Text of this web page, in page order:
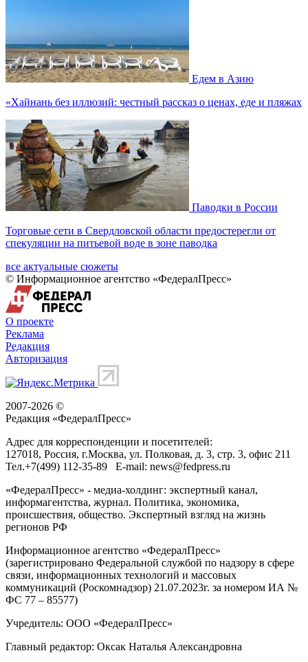
Едем в Азию
«Хайнань без иллюзий: честный рассказ о ценах, еде и пляжах
Паводки в России
Торговые сети в Свердловской области предостерегли от
спекуляции на питьевой воде в зоне паводка
все актуальные сюжеты
© Информационное агентство «ФедералПресс»
О проекте
Реклама
Редакция
Авторизация
2007-2026 ©
Редакция «ФедералПресс»
Адрес для корреспонденции и посетителей:
127018, Россия, г.Москва, ул. Полковая, д. 3, стр. 3, офис 211
Тел.+7(499) 112-35-89 E-mail: news@fedpress.ru
«ФедералПресс» - медиа-холдинг: экспертный канал,
информагентства, журнал. Политика, экономика,
происшествия, общество. Экспертный взгляд на жизнь
регионов РФ
Информационное агентство «ФедералПресс»
(зарегистрировано Федеральной службой по надзору в сфере
связи, информационных технологий и массовых
коммуникаций (Роскомнадзор) 21.07.2023г. за номером ИА №
ФС 77 – 85577)
Учредитель: ООО «ФедералПресс»
Главный редактор: Оксак Наталья Александровна